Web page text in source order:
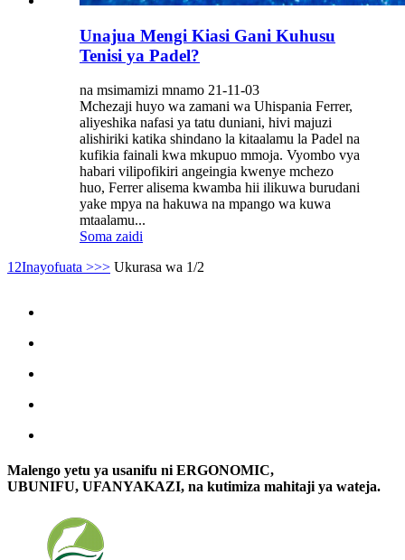
Unajua Mengi Kiasi Gani Kuhusu
Tenisi ya Padel?
na msimamizi mnamo 21-11-03
Mchezaji huyo wa zamani wa Uhispania Ferrer,
aliyeshika nafasi ya tatu duniani, hivi majuzi
alishiriki katika shindano la kitaalamu la Padel na
kufikia fainali kwa mkupuo mmoja. Vyombo vya
habari vilipofikiri angeingia kwenye mchezo
huo, Ferrer alisema kwamba hii ilikuwa burudani
yake mpya na hakuwa na mpango wa kuwa
mtaalamu...
Soma zaidi
1 2Inayofuata >>> Ukurasa wa 1/2
Malengo yetu ya usanifu ni ERGONOMIC,
UBUNIFU, UFANYAKAZI, na kutimiza mahitaji ya wateja.